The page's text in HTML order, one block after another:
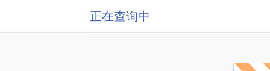
正在查询中